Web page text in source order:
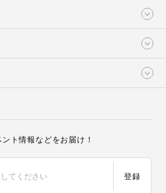
ト情報などをお届け！
登録